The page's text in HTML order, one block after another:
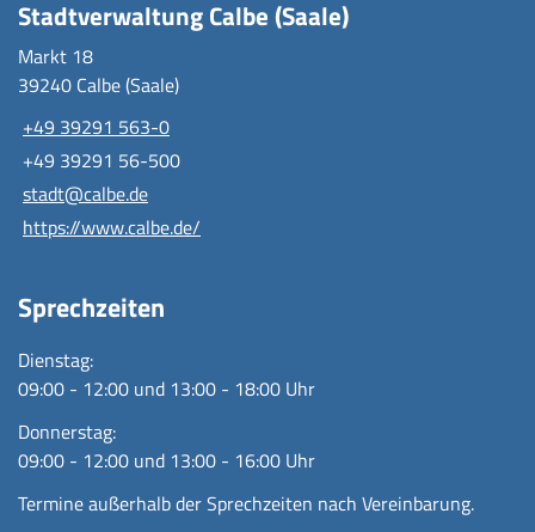
Stadtverwaltung Calbe (Saale)
Markt 18
39240 Calbe (Saale)
+49 39291 563-0
+49 39291 56-500
stadt@calbe.de
https://www.calbe.de/
Sprechzeiten
Dienstag:
09:00 - 12:00 und 13:00 - 18:00 Uhr
Donnerstag:
09:00 - 12:00 und 13:00 - 16:00 Uhr
Termine außerhalb der Sprechzeiten nach Vereinbarung.